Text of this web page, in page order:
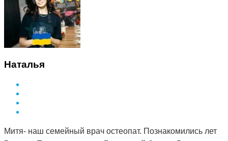
Наталья
Митя- наш семейный врач остеопат. Познакомились лет